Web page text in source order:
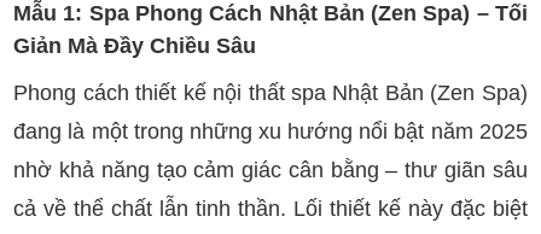
Mẫu 1: Spa Phong Cách Nhật Bản (Zen Spa) – Tối
Giản Mà Đầy Chiều Sâu
Phong cách thiết kế nội thất spa Nhật Bản (Zen Spa)
đang là một trong những xu hướng nổi bật năm 2025
nhờ khả năng tạo cảm giác cân bằng – thư giãn sâu
cả về thể chất lẫn tinh thần. Lối thiết kế này đặc biệt